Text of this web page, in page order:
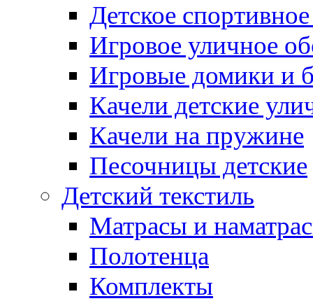
Детское
Игровое уличное
Игровые домики и
Качели детские
Качели на пружине
Песочницы детские
Детский текстиль
Матрасы и
Полотенца
Комплекты